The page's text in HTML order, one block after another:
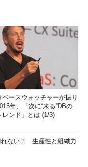
ベースウォッチャーが振り
年、「次に“来る”DBの
レンド」とは (1/3)
れない？ 生産性と組織力